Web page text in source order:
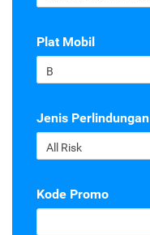
Plat Mobil
B
Jenis Perlindungan
All Risk
Kode Promo